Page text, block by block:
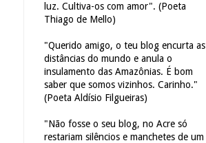
luz. Cultiva-os com amor". (Poeta
Thiago de Mello)
"Querido amigo, o teu blog encurta as
distâncias do mundo e anula o
insulamento das Amazônias. É bom
saber que somos vizinhos. Carinho."
(Poeta Aldísio Filgueiras)
"Não fosse o seu blog, no Acre só
restariam silêncios e manchetes de um